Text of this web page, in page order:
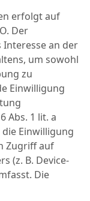
erfolgt auf
Der
an der
um sowohl
zu
Einwilligung
Abs. 1 lit. a
die Einwilligung
Zugriff auf
(z. B. Device-
Die